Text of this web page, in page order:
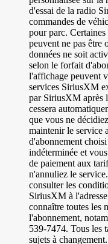
d'essai de la radio
commandes de
pour parc.
peuvent ne pas être
données ne soit
selon le forfait
l'affichage peuvent
services SiriusXM
par SiriusXM après
cessera
que vous ne
maintenir le service
d'abonnement
indéterminée et
de paiement aux
n'annuliez le
consulter les
SiriusXM à
connaître toutes les
l'abonnement,
539-7474. Tous les
sujets à